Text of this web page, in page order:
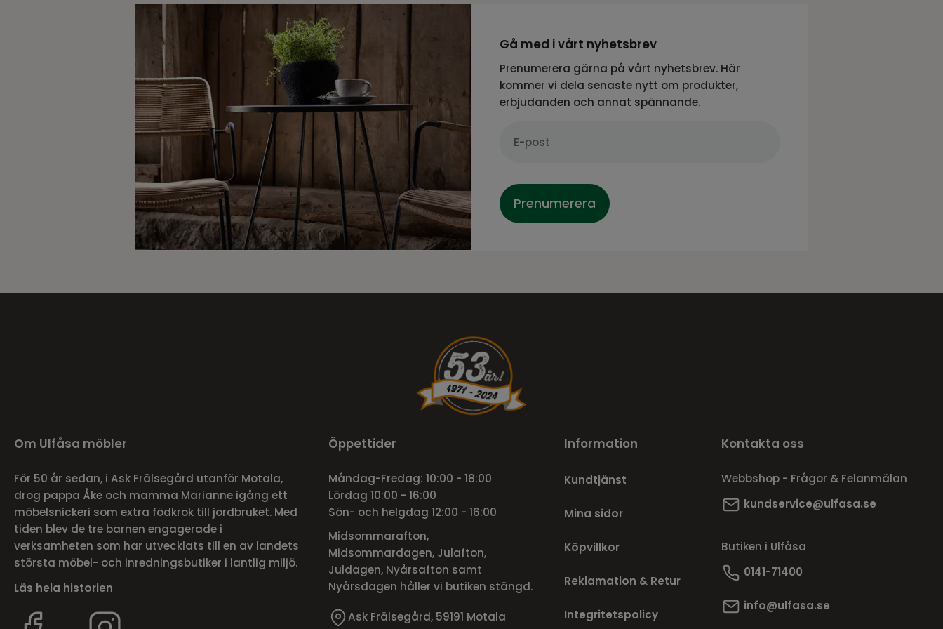
Gå med i vårt nyhetsbrev
Prenumerera gärna på vårt nyhetsbrev. Här
kommer vi dela senaste nytt om produkter,
erbjudanden och annat spännande.
Prenumerera
Om Ulfåsa möbler
För 50 år sedan, i Ask Frälsegård utanför Motala,
drog pappa Åke och mamma Marianne igång ett
möbelsnickeri som extra födkrok till jordbruket. Med
tiden blev de tre barnen engagerade i
verksamheten som har utvecklats till en av landets
största möbel- och inredningsbutiker i lantlig miljö.
Läs hela historien
Öppettider
Måndag-Fredag: 10:00 - 18:00
Lördag 10:00 - 16:00
Sön- och helgdag 12:00 - 16:00
Midsommarafton,
Midsommardagen, Julafton,
Juldagen, Nyårsafton samt
Nyårsdagen håller vi butiken stängd.
Ask Frälsegård, 59191 Motala
Information
Kundtjänst
Mina sidor
Köpvillkor
Reklamation & Retur
Integritetspolicy
Kontakta oss
Webbshop - Frågor & Felanmälan
kundservice@ulfasa.se
Butiken i Ulfåsa
0141-71400
info@ulfasa.se